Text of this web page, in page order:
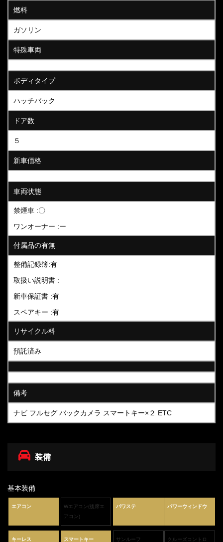
燃料
ガソリン
特殊車両
ボディタイプ
ハッチバック
ドア数
５
新車価格
車両状態
禁煙車 :〇
ワンオーナー :ー
付属品の有無
整備記録簿:有
取扱い説明書 :
新車保証書 :有
スペアキー :有
リサイクル料
預託済み
備考
ナビ フルセグ バックカメラ スマートキー×２ ETC
装備
基本装備
エアコン
Wエアコン(後席エ
アコン)
パワステ パワーウィンドウ
キーレス スマートキー サンルーフ
クルーズコントロ